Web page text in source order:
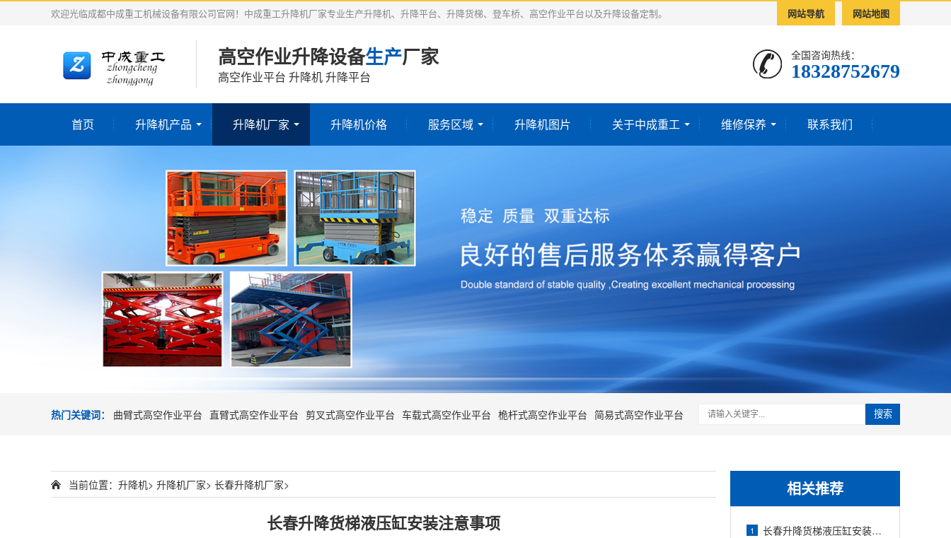
网站导航 网站地图
欢迎光临成都中成重工机械设备有限公司官网！中成重工升降机厂家专业生产升降机、升降平台、升降货梯、登车桥、高空作业平台以及升降设备定制。
高空作业升降设备生产厂家
高空作业平台 升降机 升降平台
全国咨询热线：
18328752679‬
首页 升降机产品 升降机厂家 升降机价格 服务区域 升降机图片 关于中成重工 维修保养 联系我们
热门关键词： 曲臂式高空作业平台 直臂式高空作业平台 剪叉式高空作业平台 车载式高空作业平台 桅杆式高空作业平台 简易式高空作业平台 搜索
相关推荐
1 长春升降货梯液压缸安装注意事项
当前位置： 升降机> 升降机厂家> 长春升降机厂家>
长春升降货梯液压缸安装注意事项